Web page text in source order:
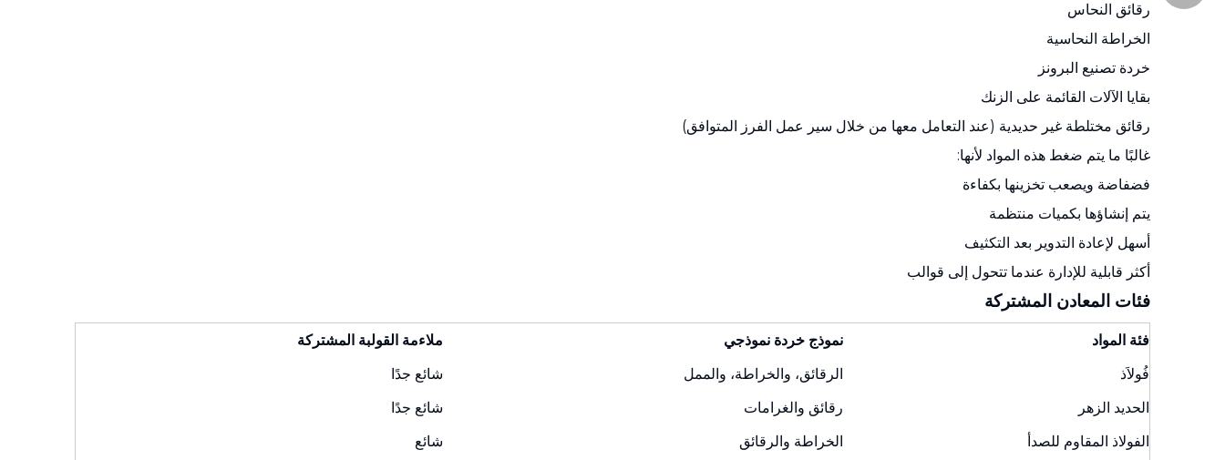
رقائق النحاس
الخراطة النحاسية
خردة تصنيع البرونز
بقايا الآلات القائمة على الزنك
رقائق مختلطة غير حديدية (عند التعامل معها من خلال سير عمل الفرز المتوافق)
غالبًا ما يتم ضغط هذه المواد لأنها:
فضفاضة ويصعب تخزينها بكفاءة
يتم إنشاؤها بكميات منتظمة
أسهل لإعادة التدوير بعد التكثيف
أكثر قابلية للإدارة عندما تتحول إلى قوالب
فئات المعادن المشتركة
فئة المواد نموذج خردة نموذجي
ملاءمة القولبة المشتركة
فُولاَذ
الرقائق، والخراطة، والممل
شائع جدًا
الحديد الزهر
رقائق والغرامات
شائع جدًا
الفولاذ المقاوم للصدأ
الخراطة والرقائق
شائع